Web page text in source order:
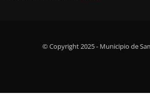
© Copyright 2025 - Municipio de